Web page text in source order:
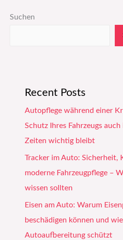
Suchen
Recent Posts
Autopflege während einer
Schutz Ihres Fahrzeugs
Zeiten wichtig bleibt
Tracker im Auto: Sicherheit,
moderne Fahrzeugpflege –
wissen sollten
Eisen am Auto: Warum
beschädigen können und
Autoaufbereitung schützt